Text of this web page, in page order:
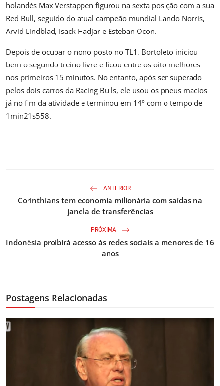
holandés Max Verstappen figurou na sexta posição com a sua
Red Bull, seguido do atual campeão mundial Lando Norris,
Arvid Lindblad, Isack Hadjar e Esteban Ocon.
Depois de ocupar o nono posto no TL1, Bortoleto iniciou
bem o segundo treino livre e ficou entre os oito melhores
nos primeiros 15 minutos. No entanto, após ser superado
pelos dois carros da Racing Bulls, ele usou os pneus macios
já no fim da atividade e terminou em 14º com o tempo de
1min21s558.
ANTERIOR
Corinthians tem economia milionária com saídas na
janela de transferências
PRÓXIMA
Indonésia proibirá acesso às redes sociais a menores de 16
anos
Postagens Relacionadas